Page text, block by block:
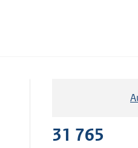
31 765